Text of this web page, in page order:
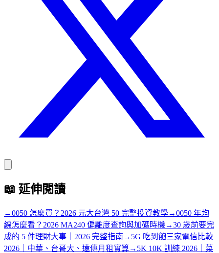
📖 延伸閱讀
→0050 怎麼買？2026 元大台灣 50 完整投資教學→0050 年均
線怎麼看？2026 MA240 偏離度查詢與加碼時機 →30 歲前要完
成的 5 件理財大事｜2026 完整指南 → 5G 吃到飽三家電信比較
2026｜中華、台哥大、遠傳月租實算→ 5K 10K 訓練 2026｜菜